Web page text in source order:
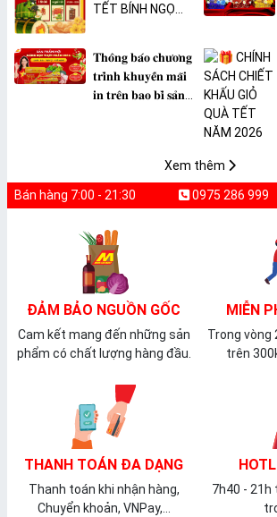
TẾT BÍNH NGỌ
𝐓𝐡𝐨̂𝐧𝐠 𝐛𝐚́𝐨 𝐜𝐡𝐮̛𝐨̛𝐧𝐠
𝐭𝐫𝐢̀𝐧𝐡 𝐤𝐡𝐮𝐲𝐞̂́𝐧 𝐦𝐚̃𝐢
𝐢𝐧 𝐭𝐫𝐞̂𝐧 𝐛𝐚𝐨 𝐛𝐢̀ 𝐬𝐚̉𝐧
Xem thêm
Bán hàng 7:00 - 21:30 0975 286 999
ĐẢM BẢO NGUỒN GỐC
Cam kết mang đến những sản
phẩm có chất lượng hàng đầu.
MIỄN
Trong vòng
trên
THANH TOÁN ĐA DẠNG
Thanh toán khi nhận hàng,
Chuyển khoản, VNPay,...
7h40 -